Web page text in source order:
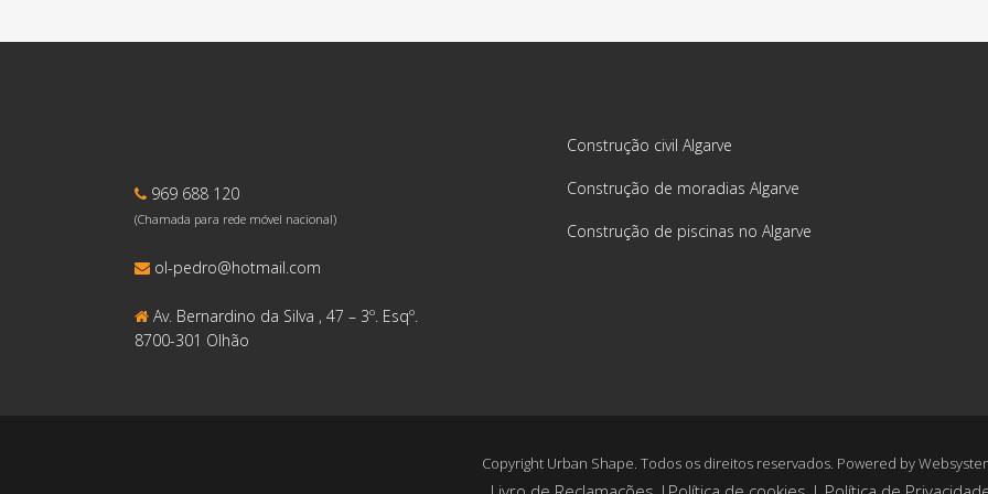
969 688 120
(Chamada para rede móvel nacional)
ol-pedro@hotmail.com
Av. Bernardino da Silva , 47 – 3º. Esqº.
8700-301 Olhão
Construção civil Algarve
Construção de moradias Algarve
Construção de piscinas no Algarve
Copyright Urban Shape. Todos os direitos reservados. Powered by